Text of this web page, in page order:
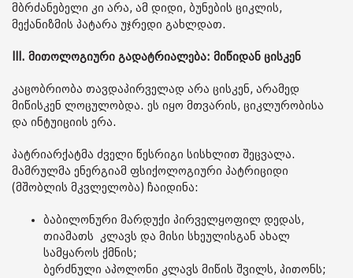
მბრძანებელი კი არა, ამ დიდი, ბუნების ციკლის,
მექანიზმის პატარა უჯრედი გახლდათ.
III. მითოლოგიური გადატრიალება: მიწიდან ცისკენ
კაცობრიობა თავდაპირველად არა ცისკენ, არამედ
მიწისკენ ლოცულობდა. ეს იყო მთვარის, ციკლურობისა
და ინტუიციის ერა.
პატრიარქატმა ძველი წესრიგი სისხლით შეცვალა.
მამრულმა ენერგიამ ფსიქოლოგიური პატრიციდი
(მშობლის მკვლელობა) ჩაიდინა:
ბაბილონური მარდუქი პირველყოფილ დედას,
თიამათს კლავს და მისი სხეულისგან ახალ
სამყაროს ქმნის;
ბერძნული აპოლონი კლავს მიწის შვილს, პითონს;